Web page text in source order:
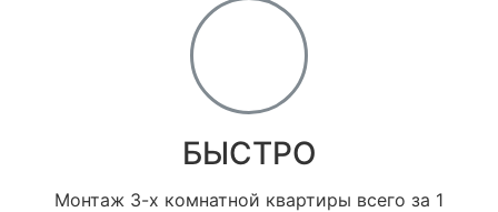
БЫСТРО
Монтаж 3-х комнатной квартиры всего за 1